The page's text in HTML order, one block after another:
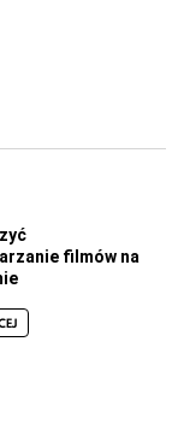
filmów na